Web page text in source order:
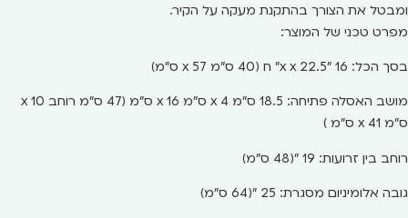
ומבטל את הצורך בהתקנת מעקה על הקיר.
מפרט טכני של המוצר:
בסך הכל: 16 "x x 22.5" ח (40 ס"מ x 57 ס"מ)
מושב האסלה פתיחה: 18.5 ס"מ x 4 ס"מ x 16 ס"מ (47 ס"מ רוחב x 10
ס"מ x 41 ס"מ )
רוחב בין זרועות: 19 "(48 ס"מ)
גובה אלומיניום מסגרת: 25 "(64 ס"מ)